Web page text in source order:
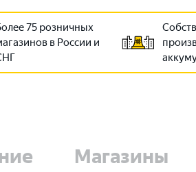
75 розничных
в России и
Магазины